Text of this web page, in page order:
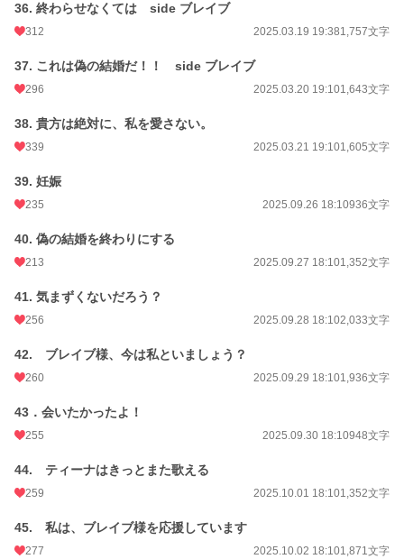
36. 終わらせなくては side ブレイブ
312 2025.03.19 19:381,757文字
37. これは偽の結婚だ！！ side ブレイブ
296 2025.03.20 19:101,643文字
38. 貴方は絶対に、私を愛さない。
339 2025.03.21 19:101,605文字
39. 妊娠
235 2025.09.26 18:10936文字
40. 偽の結婚を終わりにする
213 2025.09.27 18:101,352文字
41. 気まずくないだろう？
256 2025.09.28 18:102,033文字
42. ブレイブ様、今は私といましょう？
260 2025.09.29 18:101,936文字
43．会いたかったよ！
255 2025.09.30 18:10948文字
44. ティーナはきっとまた歌える
259 2025.10.01 18:101,352文字
45. 私は、ブレイブ様を応援しています
277 2025.10.02 18:101,871文字